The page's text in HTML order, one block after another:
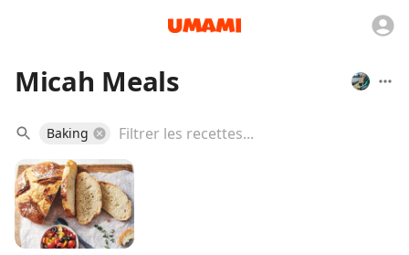
Micah Meals
Baking